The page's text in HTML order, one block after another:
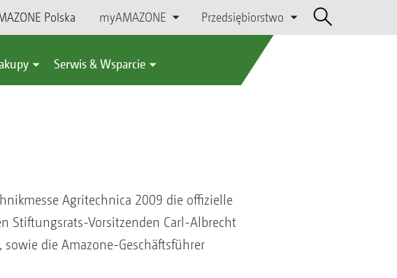
Polska myAMAZONE Przedsiębiorstwo
Serwis & Wsparcie
Agritechnica 2009 die offizielle
Stiftungsrats-Vorsitzenden Carl-Albrecht
sowie die Amazone-Geschäftsführer